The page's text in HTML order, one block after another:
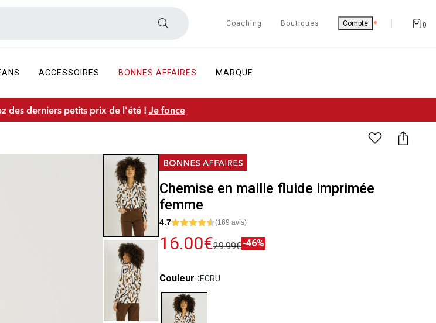
Coaching Boutiques Compte 0
ACCESSOIRES BONNES AFFAIRES MARQUE
des derniers petits prix de l'été ! Je fonce
Chemise en maille fluide imprimée
femme
4.7 (169 avis)
16.00€29.99€-46%
Couleur ECRU